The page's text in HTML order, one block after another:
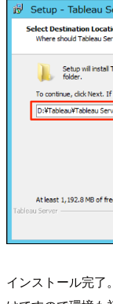
インストール完了